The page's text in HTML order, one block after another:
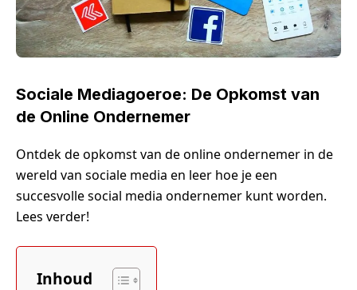
Sociale Mediagoeroe: De Opkomst van
de Online Ondernemer
Ontdek de opkomst van de online ondernemer in de
wereld van sociale media en leer hoe je een
succesvolle social media ondernemer kunt worden.
Lees verder!
Inhoud